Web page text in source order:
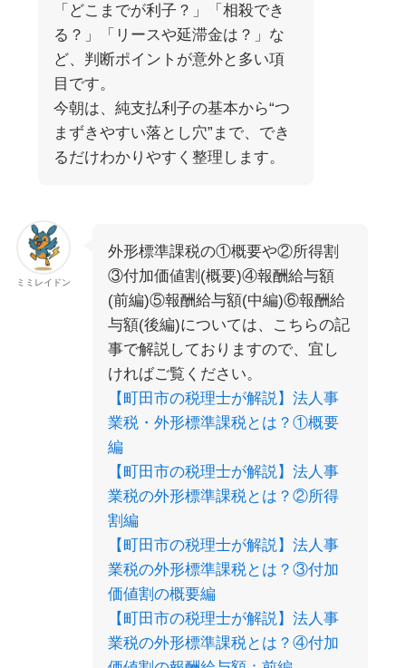
「どこまでが利子？」「相殺でき
る？」「リースや延滞金は？」な
ど、判断ポイントが意外と多い項
目です。
今朝は、純支払利子の基本から“つ
まずきやすい落とし穴”まで、でき
るだけわかりやすく整理します。
ミミレイドン
外形標準課税の①概要や②所得割
③付加価値割(概要)④報酬給与額
(前編)⑤報酬給与額(中編)⑥報酬給
与額(後編)については、こちらの記
事で解説しておりますので、宜し
ければご覧ください。
【町田市の税理士が解説】法人事
業税・外形標準課税とは？①概要
編
【町田市の税理士が解説】法人事
業税の外形標準課税とは？②所得
割編
【町田市の税理士が解説】法人事
業税の外形標準課税とは？③付加
価値割の概要編
【町田市の税理士が解説】法人事
業税の外形標準課税とは？④付加